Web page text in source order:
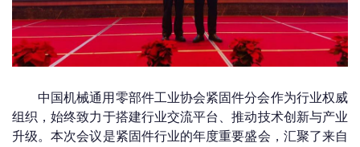
中国机械通用零部件工业协会紧固件分会作为行业权威
组织，始终致力于搭建行业交流平台、推动技术创新与产业
升级。本次会议是紧固件行业的年度重要盛会，汇聚了来自